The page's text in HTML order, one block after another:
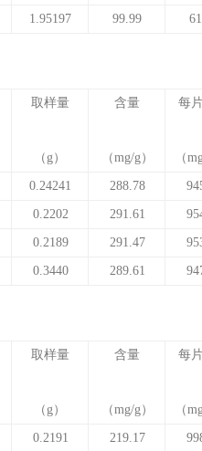
1.95197 99.99
取样量
（ g ）
含量
（mg/g ）
每
（
0.24241 288.78
0.2202 291.61
0.2189 291.47
0.3440 289.61
取样量
（ g ）
含量
（mg/g ）
每
（
0.2191 219.17